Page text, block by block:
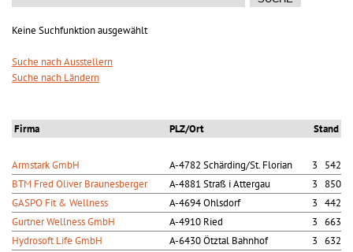
Keine Suchfunktion ausgewählt
Suche nach Ausstellern
Suche nach Ländern
Firma PLZ/Ort Stand
Armstark GmbH A-4782 Schärding/St. Florian
3 542
BTM Fred Oliver Braunesberger
A-4881 Straß i Attergau
3 850
GASPO Fit & Wellness
A-4694 Ohlsdorf
3 442
Gurtner Wellness GmbH
A-4910 Ried
3 663
Hydrosoft Life GmbH
A-6430 Ötztal Bahnhof
3 632